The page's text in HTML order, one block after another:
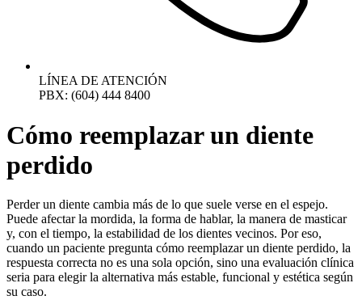
LÍNEA DE ATENCIÓN
PBX: (604) 444 8400
Cómo reemplazar un diente
perdido
Perder un diente cambia más de lo que suele verse en el espejo.
Puede afectar la mordida, la forma de hablar, la manera de masticar
y, con el tiempo, la estabilidad de los dientes vecinos. Por eso,
cuando un paciente pregunta cómo reemplazar un diente perdido, la
respuesta correcta no es una sola opción, sino una evaluación clínica
seria para elegir la alternativa más estable, funcional y estética según
su caso.